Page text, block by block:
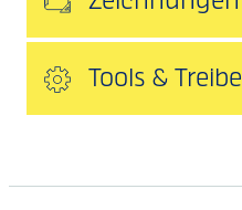
Tools &